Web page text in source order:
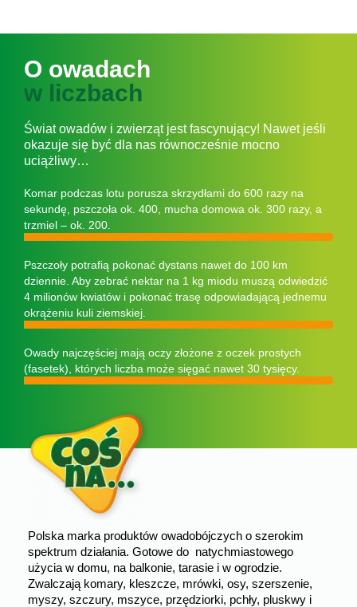
O owadach
w liczbach
Świat owadów i zwierząt jest fascynujący! Nawet jeśli
okazuje się być dla nas równocześnie mocno
uciążliwy…
Komar podczas lotu porusza skrzydłami do 600 razy na
sekundę, pszczoła ok. 400, mucha domowa ok. 300 razy, a
trzmiel – ok. 200.
Pszczoły potrafią pokonać dystans nawet do 100 km
dziennie. Aby zebrać nektar na 1 kg miodu muszą odwiedzić
4 milionów kwiatów i pokonać trasę odpowiadającą jednemu
okrążeniu kuli ziemskiej.
Owady najczęściej mają oczy złożone z oczek prostych
(fasetek), których liczba może sięgać nawet 30 tysięcy.
Polska marka produktów owadobójczych o szerokim
spektrum działania. Gotowe do natychmiastowego
użycia w domu, na balkonie, tarasie i w ogrodzie.
Zwalczają komary, kleszcze, mrówki, osy, szerszenie,
myszy, szczury, mszyce, przędziorki, pchły, pluskwy i